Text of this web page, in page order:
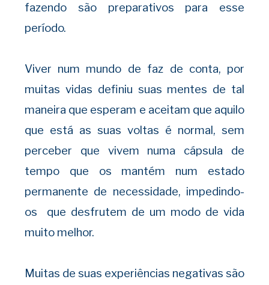
fazendo são preparativos para esse
período.
Viver num mundo de faz de conta, por
muitas vidas definiu suas mentes de tal
maneira que esperam e aceitam que aquilo
que está as suas voltas é normal, sem
perceber que vivem numa cápsula de
tempo que os mantém num estado
permanente de necessidade, impedindo-
os que desfrutem de um modo de vida
muito melhor.
Muitas de suas experiências negativas são